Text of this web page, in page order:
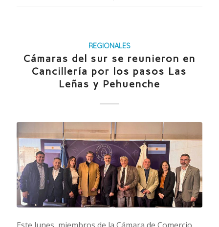
REGIONALES
Cámaras del sur se reunieron en
Cancillería por los pasos Las
Leñas y Pehuenche